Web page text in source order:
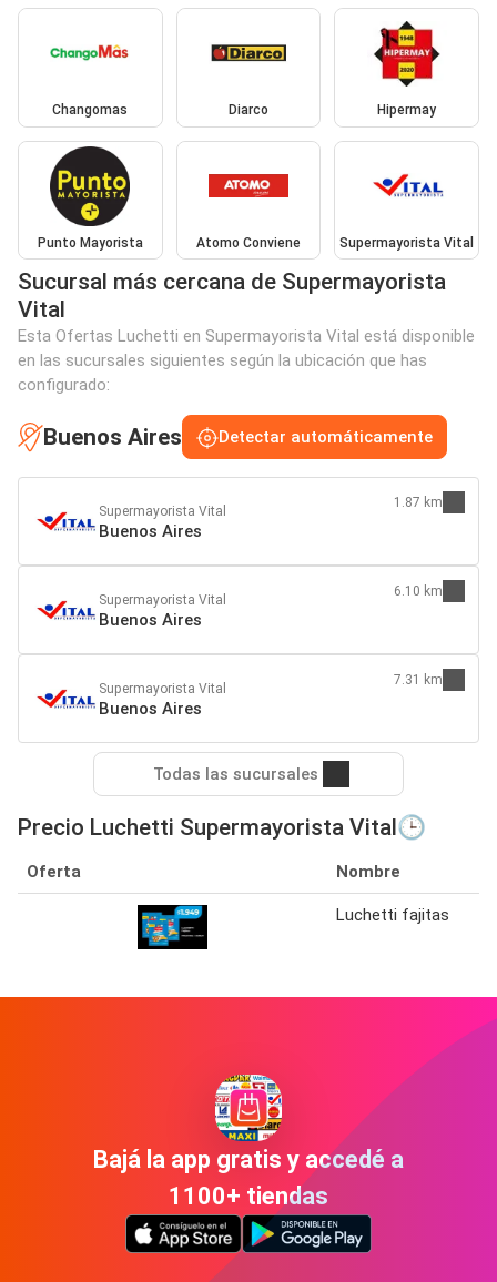
Changomas Diarco Hipermay
Punto Mayorista Atomo Conviene Supermayorista Vital
Sucursal más cercana de Supermayorista
Vital
Esta Ofertas Luchetti en Supermayorista Vital está disponible
en las sucursales siguientes según la ubicación que has
configurado:
Buenos Aires Detectar automáticamente
Supermayorista Vital
Buenos Aires
1.87 km
Supermayorista Vital
Buenos Aires
6.10 km
Supermayorista Vital
Buenos Aires
7.31 km
Todas las sucursales
Precio Luchetti Supermayorista Vital🕒
Oferta Nombre
Luchetti fajitas
Bajá la app gratis y accedé a
1100+ tiendas